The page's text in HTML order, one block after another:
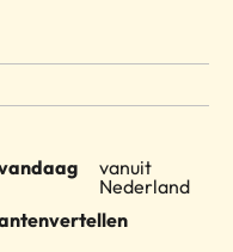
vanuit
Nederland